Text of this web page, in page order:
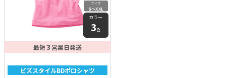
サイズ
S〜XXL
カラー
3色
最短3 営業日発送
ビズスタイルBDポロシャツ